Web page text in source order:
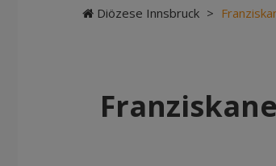
Diözese Innsbruck >